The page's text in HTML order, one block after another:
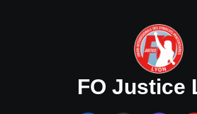
FO Justice